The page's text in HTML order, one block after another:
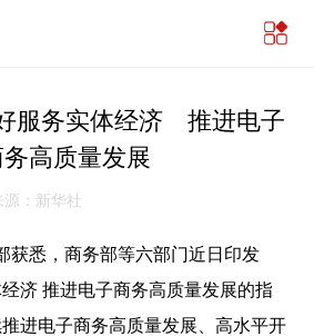
服务实体经济 推进电子
高质量发展
：新华社
悉，商务部等六部门近日印发
经济 推进电子商务高质量发展的指
进电子商务高质量发展、高水平开